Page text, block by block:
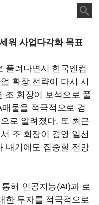
워 사업다각화 목표
풀려나면서 한국앤컴
확장 전략이 다시 시
조 회장이 보석으로 풀
물을 적극적으로 검
로 알려졌다. 또 최근
조 회장이 경영 일선
내기에도 집중할 전망
해 인공지능(AI)과 로
한 투자를 적극적으로